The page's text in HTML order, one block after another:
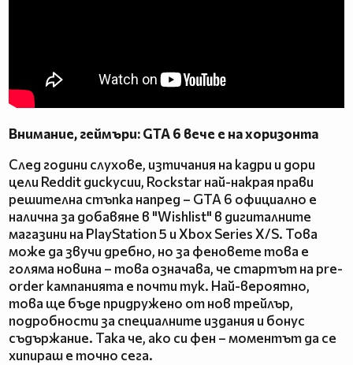
Внимание, геймъри: GTA 6 вече е на хоризонта
След години слухове, изтичания на кадри и дори
цели Reddit дискусии, Rockstar най-накрая прави
решителна стъпка напред – GTA 6 официално е
налична за добавяне в "Wishlist" в дигиталните
магазини на PlayStation 5 и Xbox Series X/S. Това
може да звучи дребно, но за феновете това е
голяма новина – това означава, че стартът на pre-
order кампанията е почти тук. Най-вероятно,
това ще бъде придружено от нов трейлър,
подробности за специалните издания и бонус
съдържание. Така че, ако си фен – моментът да се
хипираш е точно сега.